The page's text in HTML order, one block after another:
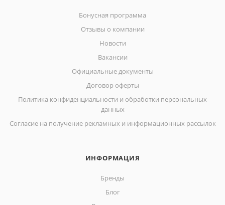
Бонусная программа
Отзывы о компании
Новости
Вакансии
Официальные документы
Договор оферты
Политика конфиденциальности и обработки персональных
данных
Согласие на получение рекламных и информационных рассылок
ИНФОРМАЦИЯ
Бренды
Блог